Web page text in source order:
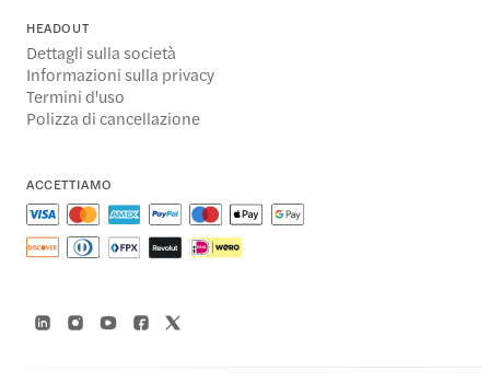
HEADOUT
Dettagli sulla società
Informazioni sulla privacy
Termini d'uso
Polizza di cancellazione
ACCETTIAMO